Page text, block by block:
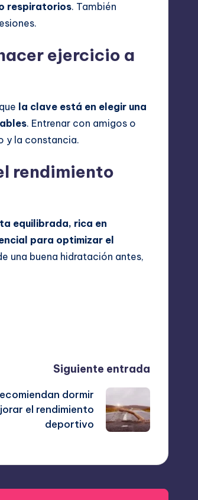
respiratorios. También
ejercicio a
la clave está en elegir una
. Entrenar con amigos o
y la constancia.
rendimiento
equilibrada, rica en
para optimizar el
una buena hidratación antes,
Siguiente entrada
dormir
el rendimiento
deportivo